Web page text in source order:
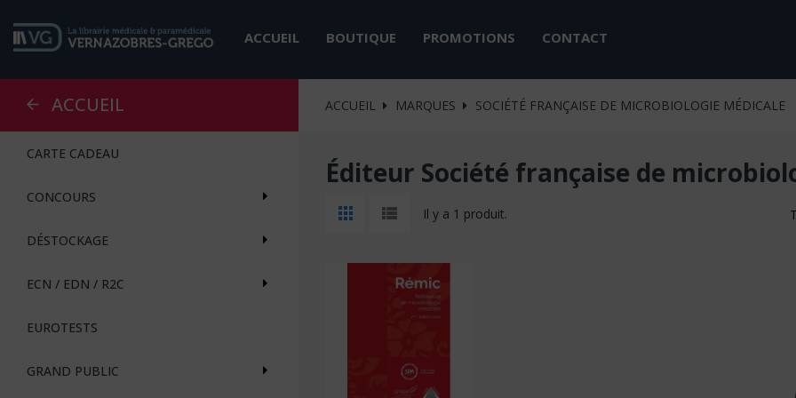
ACCUEIL BOUTIQUE PROMOTIONS CONTACT
ACCUEIL
CARTE CADEAU
CONCOURS
DÉSTOCKAGE
ECN / EDN / R2C
EUROTESTS
GRAND PUBLIC
ACCUEIL MARQUES SOCIÉTÉ FRANÇAISE DE MICROBIOLOGIE MÉDICALE
Éditeur Société française de
Il y a 1 produit.